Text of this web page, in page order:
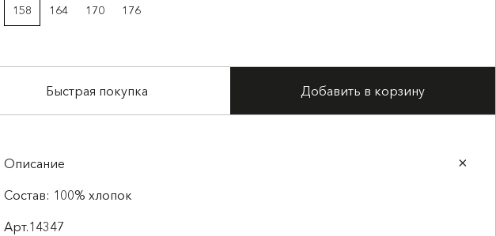
158 164 170 176
Быстрая покупка Добавить в корзину
Описание
Состав: 100% хлопок
Арт.14347